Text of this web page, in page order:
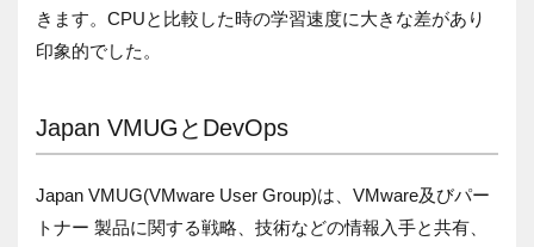
きます。CPUと比較した時の学習速度に大きな差があり
印象的でした。
Japan VMUGとDevOps
Japan VMUG(VMware User Group)は、VMware及びパー
トナー 製品に関する戦略、技術などの情報入手と共有、